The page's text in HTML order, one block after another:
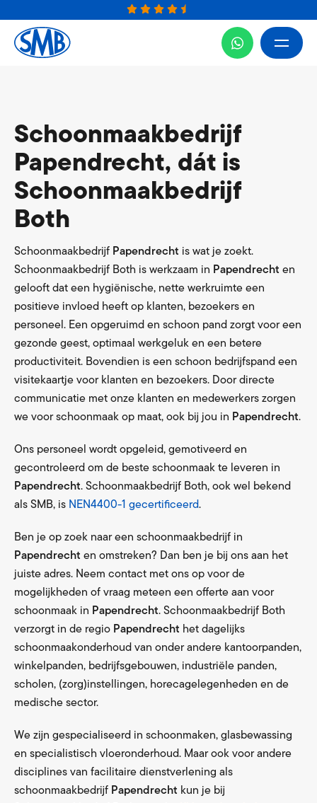
Schoonmaakbedrijf
Papendrecht, dát is
Schoonmaakbedrijf
Both
Schoonmaakbedrijf Papendrecht is wat je zoekt.
Schoonmaakbedrijf Both is werkzaam in Papendrecht en
gelooft dat een hygiënische, nette werkruimte een
positieve invloed heeft op klanten, bezoekers en
personeel. Een opgeruimd en schoon pand zorgt voor een
gezonde geest, optimaal werkgeluk en een betere
productiviteit. Bovendien is een schoon bedrijfspand een
visitekaartje voor klanten en bezoekers. Door directe
communicatie met onze klanten en medewerkers zorgen
we voor schoonmaak op maat, ook bij jou in Papendrecht.
Ons personeel wordt opgeleid, gemotiveerd en
gecontroleerd om de beste schoonmaak te leveren in
Papendrecht. Schoonmaakbedrijf Both, ook wel bekend
als SMB, is NEN4400-1 gecertificeerd.
Ben je op zoek naar een schoonmaakbedrijf in
Papendrecht en omstreken? Dan ben je bij ons aan het
juiste adres. Neem contact met ons op voor de
mogelijkheden of vraag meteen een offerte aan voor
schoonmaak in Papendrecht. Schoonmaakbedrijf Both
verzorgt in de regio Papendrecht het dagelijks
schoonmaakonderhoud van onder andere kantoorpanden,
winkelpanden, bedrijfsgebouwen, industriële panden,
scholen, (zorg)instellingen, horecagelegenheden en de
medische sector.
We zijn gespecialiseerd in schoonmaken, glasbewassing
en specialistisch vloeronderhoud. Maar ook voor andere
disciplines van facilitaire dienstverlening als
schoonmaakbedrijf Papendrecht kun je bij